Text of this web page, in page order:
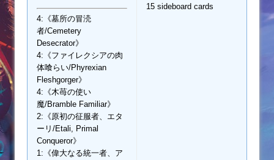
4:《墓所の冒涜
者/Cemetery
Desecrator》
4:《ファイレクシアの肉
体喰らい/Phyrexian
Fleshgorger》
4:《木苺の使い
魔/Bramble Familiar》
2:《原初の征服者、エタ
ーリ/Etali, Primal
Conqueror》
1:《偉大なる統一者、ア
15 sideboard cards